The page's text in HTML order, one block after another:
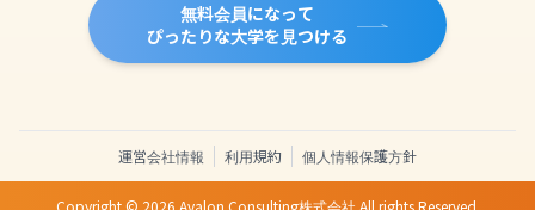
無料会員になって
ぴったりな大学を見つける
運営会社情報 利用規約 個人情報保護方針
Copyright © 2026 Avalon Consulting株式会社 All rights Reserved.